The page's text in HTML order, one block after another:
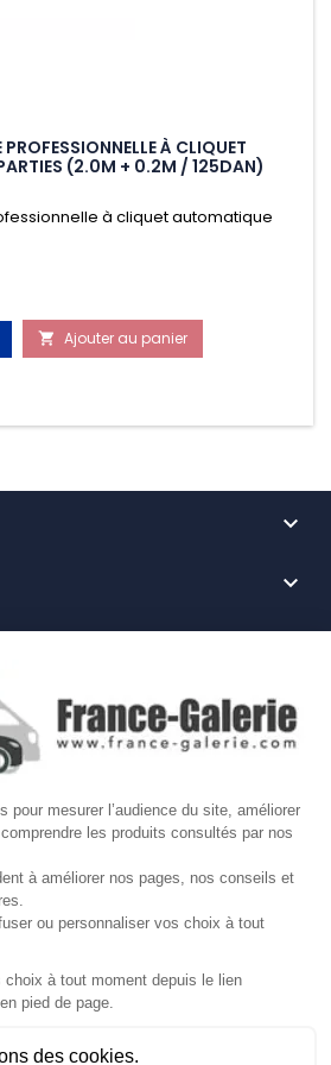
pour mesurer l’audience du site, améliorer
les produits consultés par nos
à améliorer nos pages, nos conseils et
ou personnaliser vos choix à tout
à tout moment depuis le lien
pied de page.
des cookies.
À CLIQUET
(2.0M + 0.2M / 125DAN)
à cliquet automatique
(2.0M + 0.2M / 125daN), simple et
d'arrimer et de sécuriser
le transport. Matière polyester
aux variations de températures,
 Ajouter au panier



reCAPTCHA.
D'INFORMATIONS